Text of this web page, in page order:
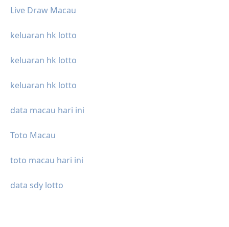
Live Draw Macau
keluaran hk lotto
keluaran hk lotto
keluaran hk lotto
data macau hari ini
Toto Macau
toto macau hari ini
data sdy lotto